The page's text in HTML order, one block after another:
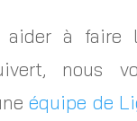
aider à faire
nous
équipe de